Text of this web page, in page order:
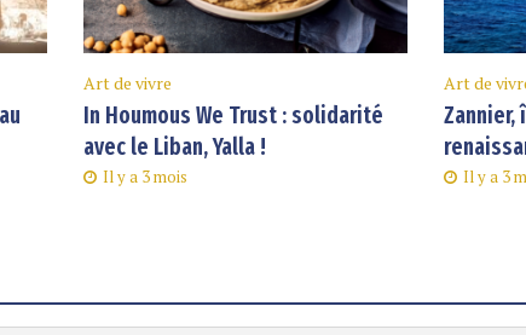
Art de vivre
In Houmous We Trust : solidarité
avec le Liban, Yalla !
Il y a 3 mois
Art de
Zannier,
Il y a 3